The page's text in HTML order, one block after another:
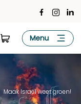
Menu
Maak Israël weer groen!